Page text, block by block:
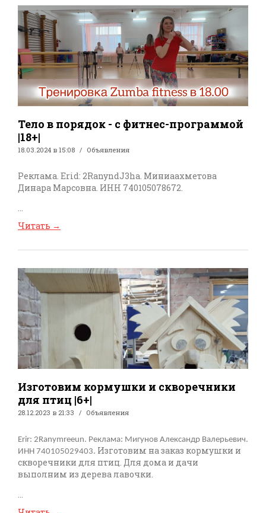
Тело в порядок - с фитнес-программой
|18+|
18.03.2024 в 15:08 Объявления
Реклама. Erid: 2RanyndJ3ha. Миниаахметова
Динара Марсовна. ИНН 740105078672.
...
Читать →
Изготовим кормушки и скворечники
для птиц |6+|
28.12.2023 в 21:33 Объявления
Erir: 2Ranymreeun. Реклама: Мигунов Александр Валерьевич.
ИНН 740105029403. Изготовим на заказ кормушки и
скворечники для птиц. Для дома и дачи
выполним из дерева лавочки.
...